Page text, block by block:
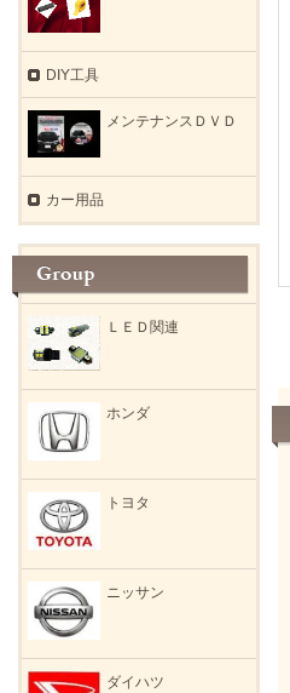
DIY工具
メンテナンスＤＶＤ
カー用品
ＬＥＤ関連
ホンダ
トヨタ
ニッサン
ダイハツ